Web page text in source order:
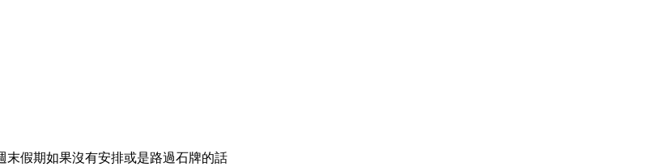
末假期如果沒有安排或是路過石牌的話